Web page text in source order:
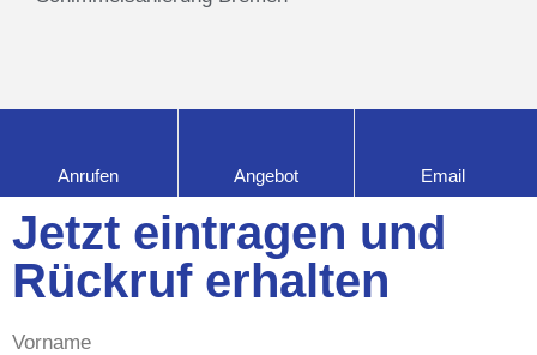
Anrufen Angebot Email
Jetzt eintragen und
Rückruf erhalten
Vorname